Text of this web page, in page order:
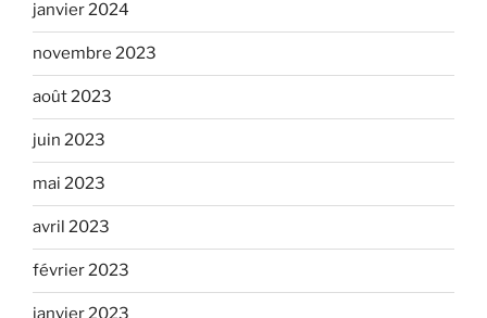
janvier 2024
novembre 2023
août 2023
juin 2023
mai 2023
avril 2023
février 2023
janvier 2023